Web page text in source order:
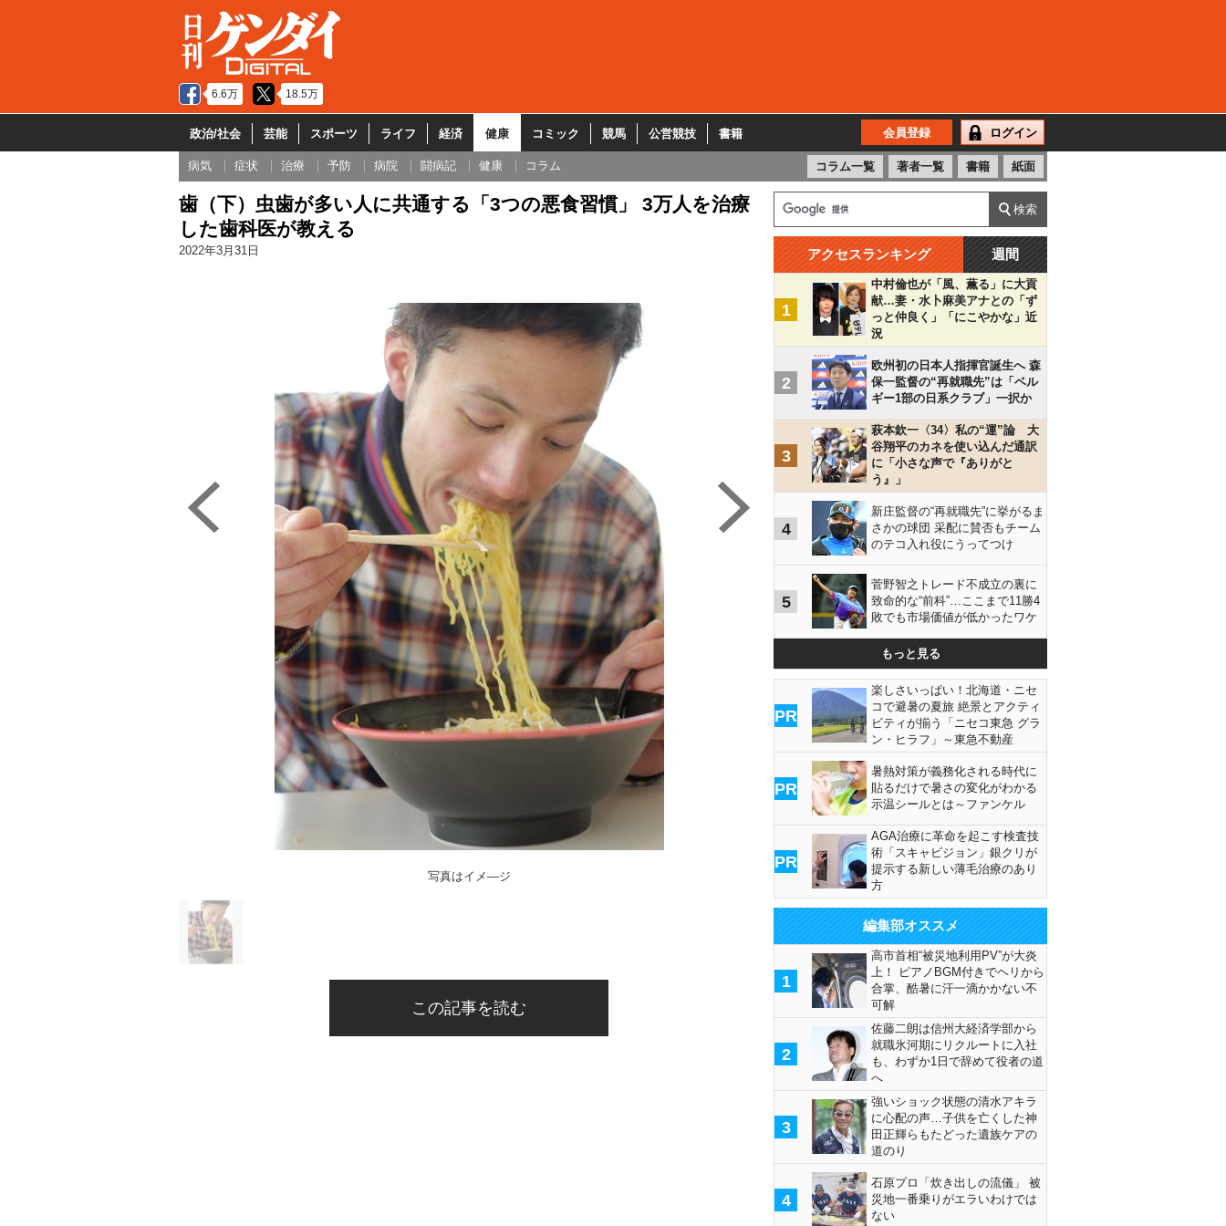
6.6万 18.5万
政治/社会 芸能 スポーツ ライフ 経済 健康 コミック 競馬 公営競技 書籍 会員登録 ログイン
病気 症状 治療 予防 病院 闘病記 健康 コラム コラム一覧 著者一覧 書籍 紙面
歯（下）虫歯が多い人に共通する「3つの悪食習慣」 3万人を治療
した歯科医が教える
2022年3月31日
写真はイメ―ジ
この記事を読む
アクセスランキング 週間
1
中村倫也が「風、薫る」に大貢
献…妻・水卜麻美アナとの「ず
っと仲良く」「にこやかな」近
況
2
欧州初の日本人指揮官誕生へ 森
保一監督の“再就職先”は「ベル
ギー1部の日系クラブ」一択か
3
萩本欽一〈34〉私の“運”論 大
谷翔平のカネを使い込んだ通訳
に「小さな声で『ありがと
う』」
4
新庄監督の“再就職先”に挙がるま
さかの球団 采配に賛否もチーム
のテコ入れ役にうってつけ
5
菅野智之トレード不成立の裏に
致命的な“前科”…ここまで11勝4
敗でも市場価値が低かったワケ
もっと見る
PR
楽しさいっぱい！北海道・ニセ
コで避暑の夏旅 絶景とアクティ
ビティが揃う「ニセコ東急 グラ
ン・ヒラフ」～東急不動産
PR
暑熱対策が義務化される時代に
貼るだけで暑さの変化がわかる
示温シールとは～ファンケル
PR
AGA治療に革命を起こす検査技
術「スキャビジョン」銀クリが
提示する新しい薄毛治療のあり
方
編集部オススメ
1
高市首相“被災地利用PV”が大炎
上！ ピアノBGM付きでヘリから
合掌、酷暑に汗一滴かかない不
可解
2
佐藤二朗は信州大経済学部から
就職氷河期にリクルートに入社
も、わずか1日で辞めて役者の道
へ
3
強いショック状態の清水アキラ
に心配の声…子供を亡くした神
田正輝らもたどった遺族ケアの
道のり
4
石原プロ「炊き出しの流儀」 被
災地一番乗りがエラいわけでは
ない